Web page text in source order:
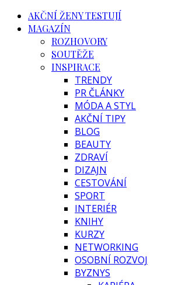
AKČNÍ ŽENY TESTUJÍ
MAGAZÍN
ROZHOVORY
SOUTĚŽE
INSPIRACE
TRENDY
PR ČLÁNKY
MÓDA A STYL
AKČNÍ TIPY
BLOG
BEAUTY
ZDRAVÍ
DIZAJN
CESTOVÁNÍ
SPORT
INTERIÉR
KNIHY
KURZY
NETWORKING
OSOBNÍ ROZVOJ
BYZNYS